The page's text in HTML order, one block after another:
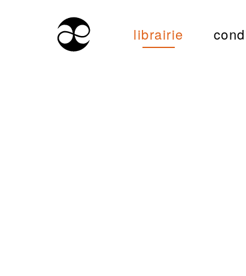
librairie